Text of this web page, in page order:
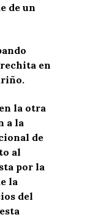
de un
en
la otra
a la
de
al
por la
la
del